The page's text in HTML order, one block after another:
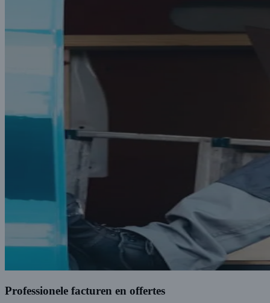
Professionele facturen en offertes